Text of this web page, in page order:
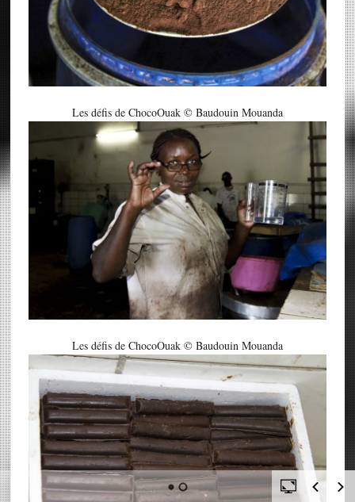
Les défis de ChocoOuak © Baudouin Mouanda
Les défis de ChocoOuak © Baudouin Mouanda